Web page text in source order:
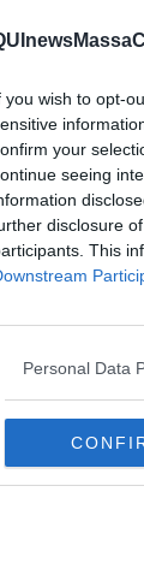
you wish to opt-
your
seeing
disclosure
This
Personal Data
della Toscana
direttamente
a Ballando
Ballando con
è già la
the show must go on
CATEGORIE
Cronaca